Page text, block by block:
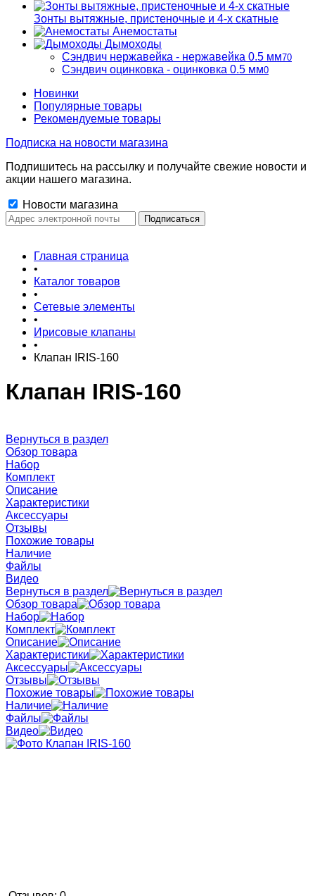
Зонты вытяжные, пристеночные и 4-х скатные
Анемостаты
Дымоходы
Сэндвич нержавейка - нержавейка 0.5 мм70
Сэндвич оцинковка - оцинковка 0.5 мм0
Новинки
Популярные товары
Рекомендуемые товары
Подписка на новости магазина
Подпишитесь на рассылку и получайте свежие новости и
акции нашего магазина.
Новости магазина
Главная страница
•
Каталог товаров
•
Сетевые элементы
•
Ирисовые клапаны
•
Клапан IRIS-160
Клапан IRIS-160
Вернуться в раздел
Обзор товара
Набор
Комплект
Описание
Характеристики
Аксессуары
Отзывы
Похожие товары
Наличие
Файлы
Видео
Вернуться в раздел
Обзор товара
Набор
Комплект
Описание
Характеристики
Аксессуары
Отзывы
Похожие товары
Наличие
Файлы
Видео